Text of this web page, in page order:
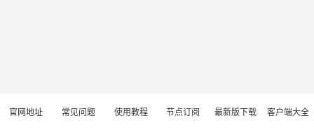
官网地址 常见问题 使用教程 节点订阅 最新版下载 客户端大全